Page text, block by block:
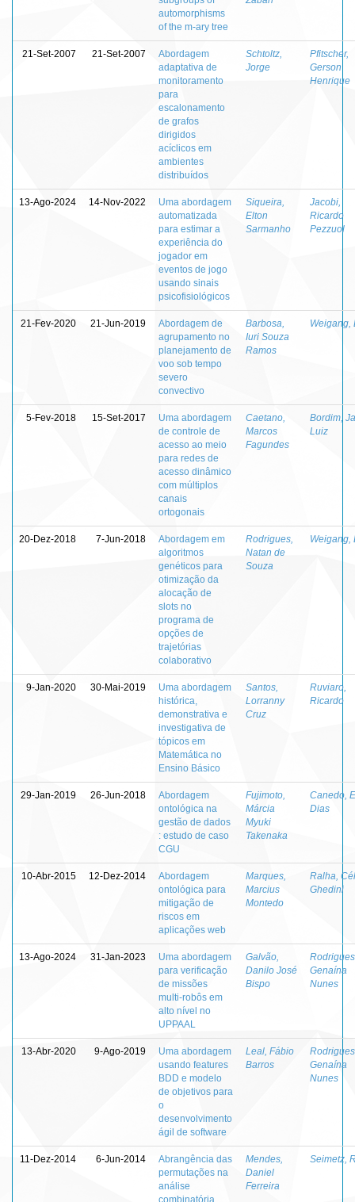
automorphisms
of the m-ary tree
21-Set-2007 21-Set-2007
Abordagem
adaptativa de
monitoramento
para
escalonamento
de grafos
dirigidos
acíclicos em
ambientes
distribuídos
Schtoltz,
Jorge
Pfitscher,
Gerson
Henrique
13-Ago-2024 14-Nov-2022
Uma abordagem
automatizada
para estimar a
experiência do
jogador em
eventos de jogo
usando sinais
psicofisiológicos
Siqueira,
Elton
Sarmanho
Jacobi,
Ricardo
Pezzuol
21-Fev-2020 21-Jun-2019
Abordagem de
agrupamento no
planejamento de
voo sob tempo
severo
convectivo
Barbosa,
Iuri Souza
Ramos
Weigang,
5-Fev-2018 15-Set-2017
Uma abordagem
de controle de
acesso ao meio
para redes de
acesso dinâmico
com múltiplos
canais
ortogonais
Caetano,
Marcos
Fagundes
Bordim,
Luiz
20-Dez-2018 7-Jun-2018
Abordagem em
algoritmos
genéticos para
otimização da
alocação de
slots no
programa de
opções de
trajetórias
colaborativo
Rodrigues,
Natan de
Souza
Weigang,
9-Jan-2020 30-Mai-2019
Uma abordagem
histórica,
demonstrativa e
investigativa de
tópicos em
Matemática no
Ensino Básico
Santos,
Lorranny
Cruz
Ruviaro,
Ricardo
29-Jan-2019 26-Jun-2018
Abordagem
ontológica na
gestão de dados
: estudo de caso
CGU
Fujimoto,
Márcia
Myuki
Takenaka
Canedo,
Dias
10-Abr-2015 12-Dez-2014
Abordagem
ontológica para
mitigação de
riscos em
aplicações web
Marques,
Marcius
Montedo
Ralha,
Ghedini
13-Ago-2024 31-Jan-2023
Uma abordagem
para verificação
de missões
multi-robôs em
alto nível no
UPPAAL
Galvão,
Danilo José
Bispo
Genaína
Nunes
13-Abr-2020 9-Ago-2019
Uma abordagem
usando features
BDD e modelo
de objetivos para
o
desenvolvimento
ágil de software
Leal, Fábio
Barros
Genaína
Nunes
11-Dez-2014 6-Jun-2014
Abrangência das
permutações na
análise
combinatória
Mendes,
Daniel
Ferreira
Seimetz,